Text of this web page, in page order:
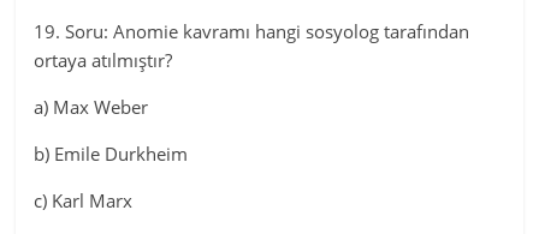
19. Soru: Anomie kavramı hangi sosyolog tarafından
ortaya atılmıştır?
a) Max Weber
b) Emile Durkheim
c) Karl Marx